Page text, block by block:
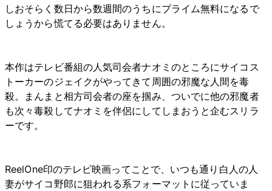
しおそらく数日から数週間のうちにプライム無料になるで
しょうから慌てる必要はありません。
本作はテレビ番組の人気司会者ナオミのところにサイコス
トーカーのジェイクがやってきて周囲の邪魔な人間を毒
殺。まんまと相方司会者の座を掴み、ついでに他の邪魔者
も次々毒殺してナオミを伴侶にしてしまおうと企むスリラ
ーです。
ReelOne印のテレビ映画ってことで、いつも通り白人の人
妻がサイコ野郎に狙われる系フォーマットに従っていま